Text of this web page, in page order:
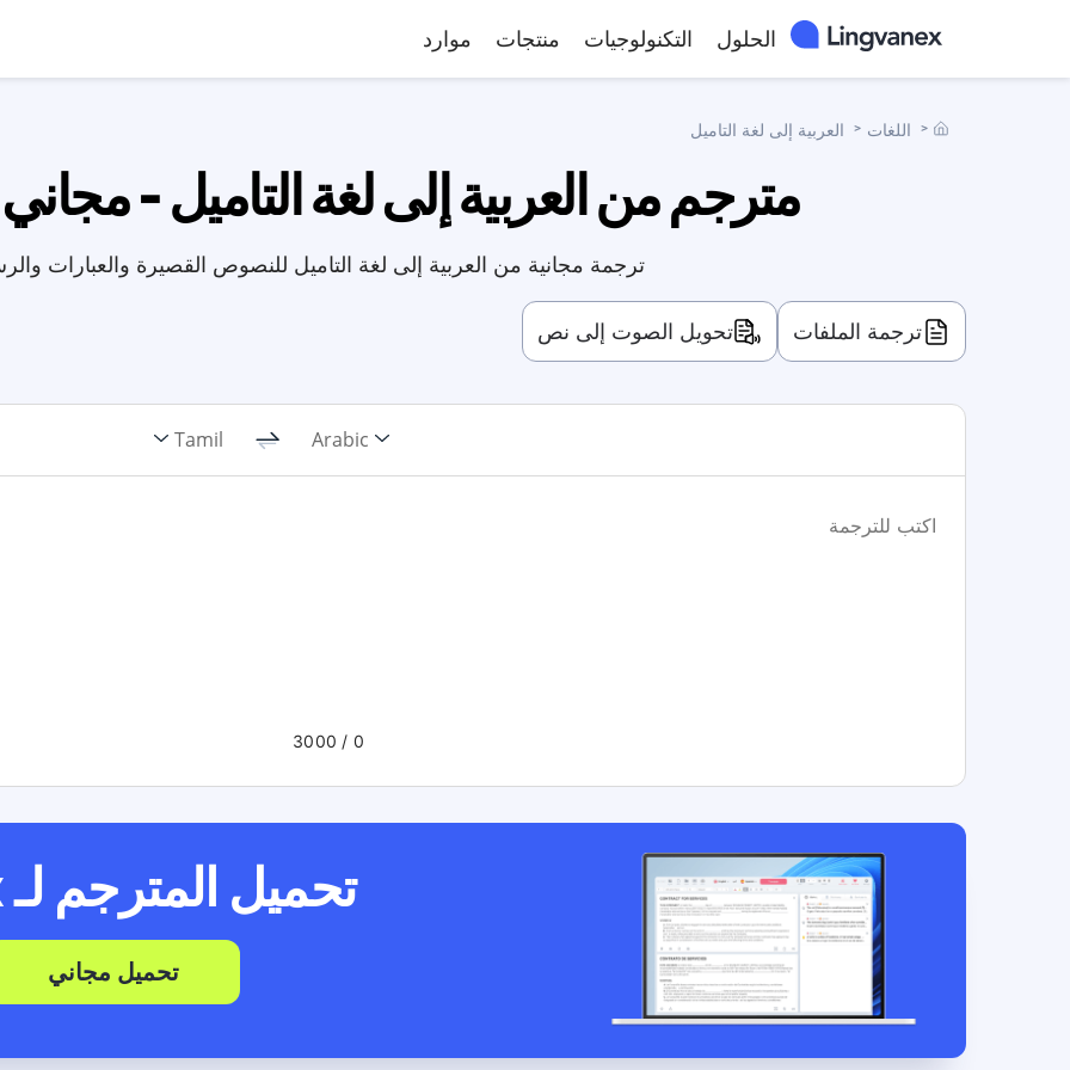
الحلول التكنولوجيات منتجات موارد
˃ اللغات ˃ العربية إلى لغة التاميل
مترجم من العربية إلى لغة التاميل -
ترجمة مجانية من العربية إلى لغة التاميل للنصوص القصيرة والعبارات
ترجمة الملفات تحويل الصوت إلى نص
Arabic
Tamil
0
/ 3000
تحميل المترجم لـ
تحميل مجاني